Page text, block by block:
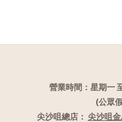
營業時間：星期一
(公眾
尖沙咀總店： 尖沙咀